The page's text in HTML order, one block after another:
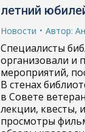
летний
Новости Автор:
Специалисты
организовали и
мероприятий,
В стенах
в Совете
лекции, квесты,
просмотры